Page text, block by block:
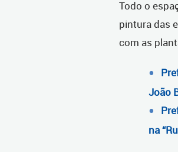
Todo o
pintura das
com as
João
na